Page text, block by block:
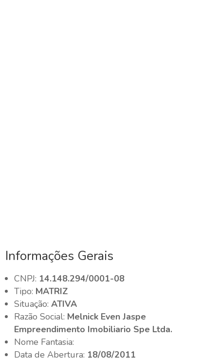
Informações Gerais
CNPJ: 14.148.294/0001-08
Tipo: MATRIZ
Situação:ATIVA
Razão Social: Melnick Even Jaspe
Empreendimento Imobiliario Spe Ltda.
Nome Fantasia:
Data de Abertura: 18/08/2011